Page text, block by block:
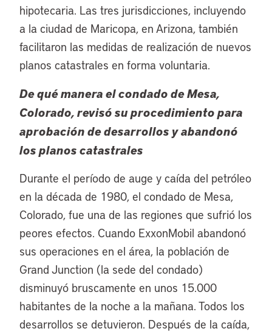
hipotecaria. Las tres jurisdicciones, incluyendo
a la ciudad de Maricopa, en Arizona, también
facilitaron las medidas de realización de nuevos
planos catastrales en forma voluntaria.
De qué manera el condado de Mesa,
Colorado, revisó su procedimiento para
aprobación de desarrollos y abandonó
los planos catastrales
Durante el período de auge y caída del petróleo
en la década de 1980, el condado de Mesa,
Colorado, fue una de las regiones que sufrió los
peores efectos. Cuando ExxonMobil abandonó
sus operaciones en el área, la población de
Grand Junction (la sede del condado)
disminuyó bruscamente en unos 15.000
habitantes de la noche a la mañana. Todos los
desarrollos se detuvieron. Después de la caída,